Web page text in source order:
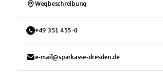
Wegbeschreibung
+49 351 455-0
e-mail@sparkasse-dresden.de